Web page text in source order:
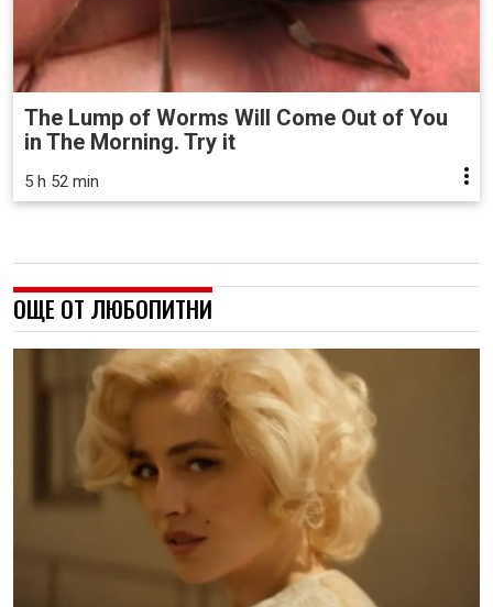
The Lump of Worms Will Come Out of You
in The Morning. Try it
5 h 52 min
ОЩЕ ОТ ЛЮБОПИТНИ